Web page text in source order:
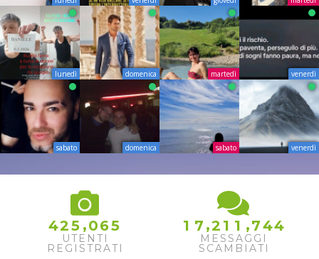
lunedì domenica martedì venerdì
sabato domenica sabato venerdì
425 ,065
UTENTI
REGISTRATI
1 7 ,2 1 1 ,744
MESSAGGI
SCAMBIATI